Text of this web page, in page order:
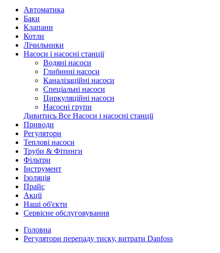
Автоматика
Баки
Клапани
Котли
Лічильники
Насоси і насосні станції
Водяні насоси
Глибинні насоси
Каналізаційні насоси
Спеціальні насоси
Циркуляційні насоси
Насосні групи
Дивитись Все Насоси і насосні станції
Приводи
Регулятори
Теплові насоси
Труби & Фітинги
Фільтри
Інструмент
Ізоляція
Прайс
Акції
Наші об'єкти
Сервісне обслуговування
Головна
Регулятори перепаду тиску, витрати Danfoss